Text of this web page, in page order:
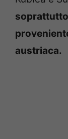
austriaca.